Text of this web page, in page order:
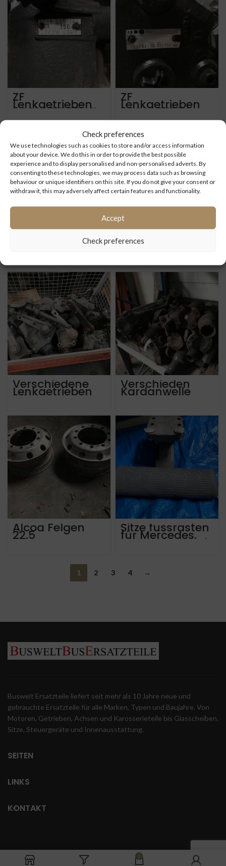
Check preferences
We use technologies such as cookies to store and/or access information
about your device. We do this in order to provide the best possible
experience and to display personalised and non-personalised adverts. By
consenting to these technologies, we may process data such as browsing
behaviour or unique identifiers on this site. If you do not give your consent or
withdraw it, this may adversely affect certain features and functionality.
Accept
Check preferences
ZF
Lenkgetrieben
8098955167 alle
modelle
Neoplan, Iveco
VDL Bova auf
ZF
Lenkgetrieben
8098955556
alle modelle
Setra MAN,
Neoplan, Iveco
VDL Bova auf
Lager
ZF Lenkgetriebe
8098955777 alle
Mercedes Benz,
Setra MAN,
Neoplan, Iveco
VDL Bova auf
Mercedes Benz,
Setra, Man und
punkt
Verschiedene
Lenkgetrieben
alle Marken &
Verschieden
Kardanwelle
alle Marken,
Alcoa Felgen
22,5 Sitze fussrasten
für Mercedes,
Setra, MAN und
1 2 3 4 →
Buswelt Ersatzteile liefert seit mehr als 10 Jahre neue und
gebrauchte Ersatzteile für alle Marken, Typen und Baujahre. Von
Motoren, Getrieben, Achsen und Karosserieteile bis Glasscheiben,
Sitze, Steuergeräte und Innenausstattung.
SEITEN
LINKS
KONTAKT
0